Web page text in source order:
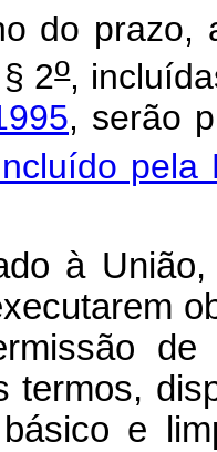
do prazo,
2o,
, serão
pela
à
termos,
e